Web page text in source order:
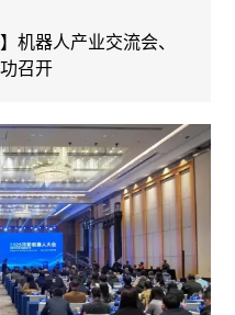
机器人产业交流会、
召开